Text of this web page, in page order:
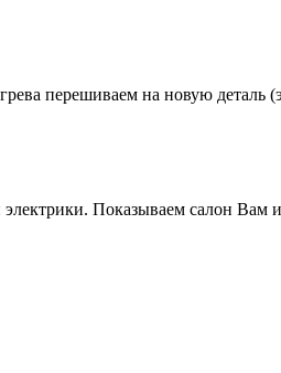
перешиваем на новую деталь
Показываем салон Вам